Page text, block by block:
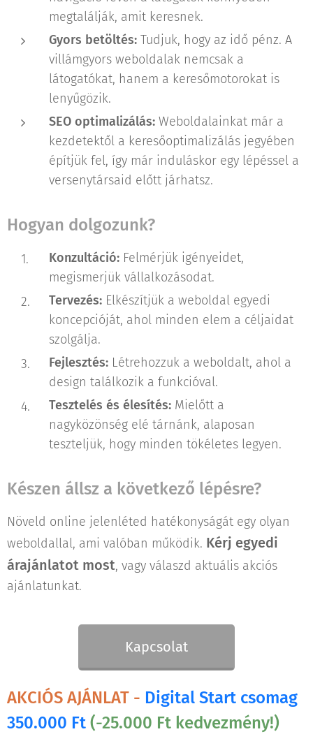
megtalálják, amit keresnek.
Gyors betöltés: Tudjuk, hogy az idő pénz. A
villámgyors weboldalak nemcsak a
látogatókat, hanem a keresőmotorokat is
lenyűgözik.
SEO optimalizálás: Weboldalainkat már a
kezdetektől a keresőoptimalizálás jegyében
építjük fel, így már induláskor egy lépéssel a
versenytársaid előtt járhatsz.
Hogyan dolgozunk?
Konzultáció: Felmérjük igényeidet,
megismerjük vállalkozásodat.
Tervezés: Elkészítjük a weboldal egyedi
koncepcióját, ahol minden elem a céljaidat
szolgálja.
Fejlesztés: Létrehozzuk a weboldalt, ahol a
design találkozik a funkcióval.
Tesztelés és élesítés: Mielőtt a
nagyközönség elé tárnánk, alaposan
teszteljük, hogy minden tökéletes legyen.
Készen állsz a következő lépésre?
Növeld online jelenléted hatékonyságát egy olyan
weboldallal, ami valóban működik. Kérj egyedi
árajánlatot most, vagy válaszd aktuális akciós
ajánlatunkat.
Kapcsolat
AKCIÓS AJÁNLAT - Digital Start csomag
350.000 Ft (-25.000 Ft kedvezmény!)